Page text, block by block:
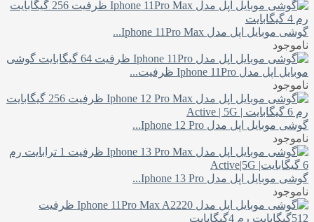
گوشی موبایل اپل مدل Iphone 11Pro Max...
ناموجود
گوشی
موبایل اپل مدل Iphone 11Pro ظرفیت...
ناموجود
گوشی موبایل اپل مدل Iphone 12 Pro...
ناموجود
گوشی موبایل اپل مدل Iphone 13 Pro...
ناموجود